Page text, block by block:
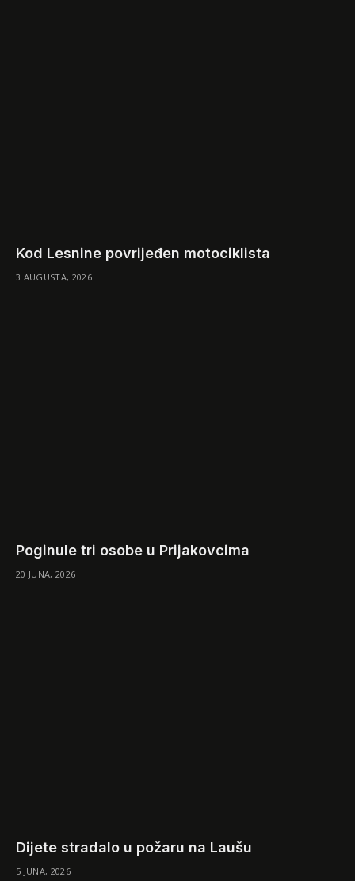
Kod Lesnine povrijeđen motociklista
3 AUGUSTA, 2026
Poginule tri osobe u Prijakovcima
20 JUNA, 2026
Dijete stradalo u požaru na Laušu
5 JUNA, 2026